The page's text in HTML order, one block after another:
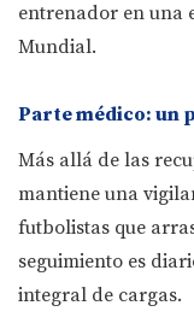
entrenador en una
Mundial.
Parte médico: un
Más allá de las
mantiene una
futbolistas que
seguimiento es
integral de cargas.